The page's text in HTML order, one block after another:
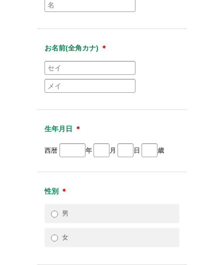
お名前(全角カナ) ＊
生年月日 ＊
西暦 年 月 日 歳
性別 ＊
男
女